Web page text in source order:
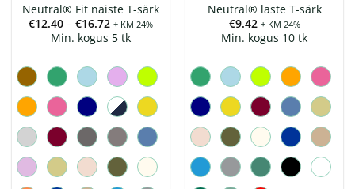
Neutral® Fit naiste T-särk
€12.40 – €16.72Hinnavahemik:
€12.40
kuni
+ KM 24%
Min. kogus 5 tk
Neutral® laste T-särk
€9.42 + KM 24%
Min. kogus 10 tk